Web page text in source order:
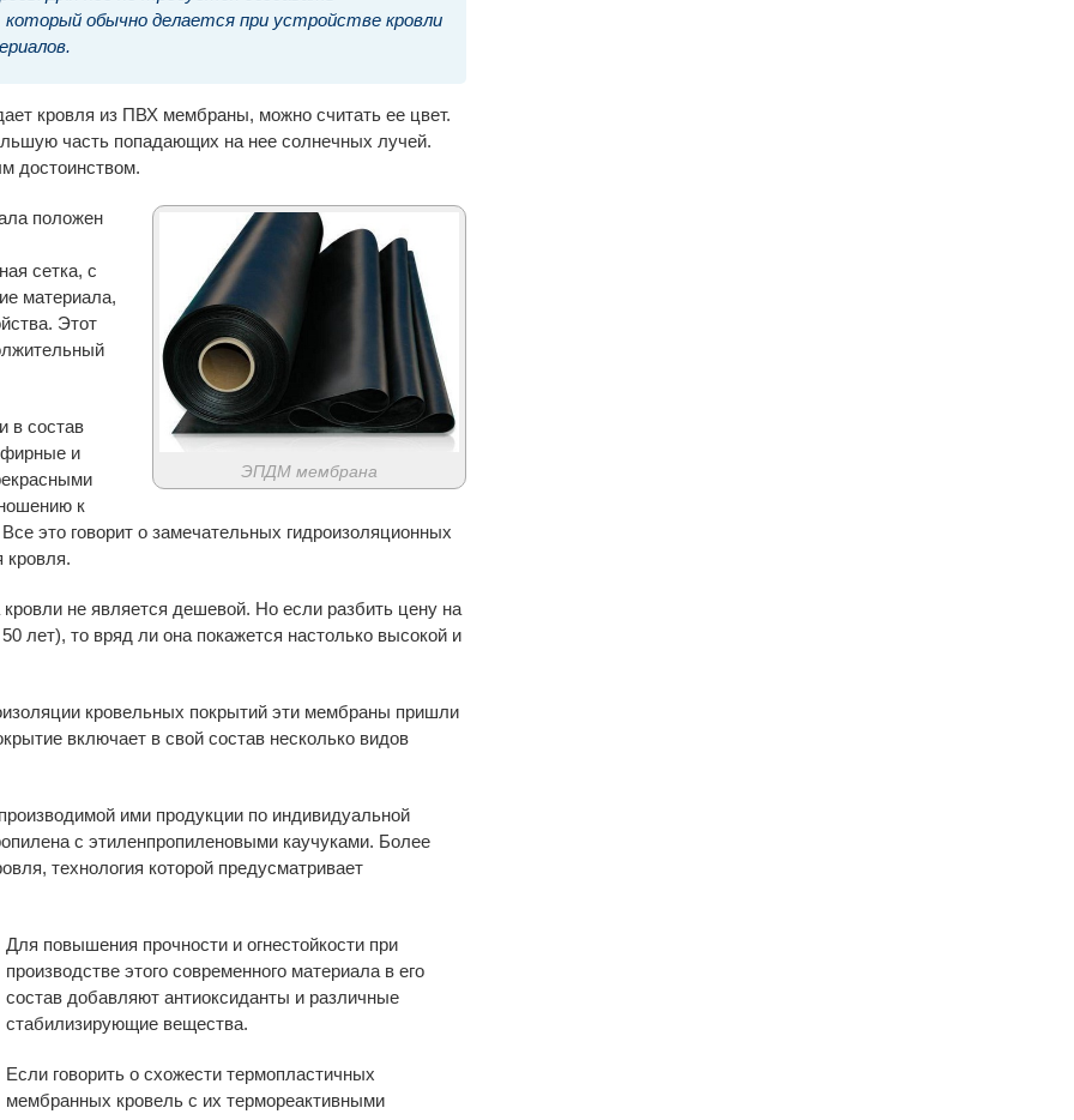
который обычно делается при устройстве кровли
кровля из ПВХ мембраны, можно считать ее цвет.
часть попадающих на нее солнечных лучей.
достоинством.
ЭПДМ мембрана
положен
сетка, с
материала,
Этот
в состав
и
к
это говорит о замечательных гидроизоляционных
кровля.
не является дешевой. Но если разбить цену на
лет), то вряд ли она покажется настолько высокой и
кровельных покрытий эти мембраны пришли
включает в свой состав несколько видов
ими продукции по индивидуальной
с этиленпропиленовыми каучуками. Более
технология которой предусматривает
Для повышения прочности и огнестойкости при
производстве этого современного материала в его
состав добавляют антиоксиданты и различные
стабилизирующие вещества.
Если говорить о схожести термопластичных
мембранных кровель с их термореактивными